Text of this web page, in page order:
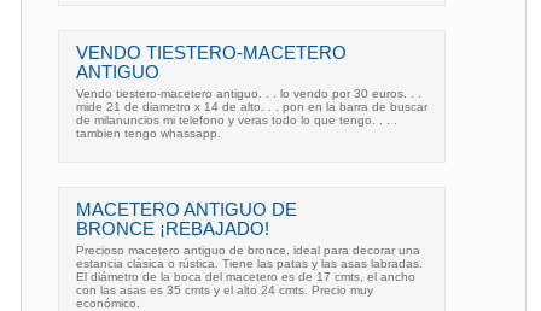
VENDO TIESTERO-MACETERO
ANTIGUO
Vendo tiestero-macetero antiguo. . . lo vendo por 30 euros. . .
mide 21 de diametro x 14 de alto. . . pon en la barra de buscar
de milanuncios mi telefono y veras todo lo que tengo. . . .
tambien tengo whassapp.
MACETERO ANTIGUO DE
BRONCE ¡REBAJADO!
Precioso macetero antiguo de bronce, ideal para decorar una
estancia clásica o rústica. Tiene las patas y las asas labradas.
El diámetro de la boca del macetero es de 17 cmts, el ancho
con las asas es 35 cmts y el alto 24 cmts. Precio muy
económico.